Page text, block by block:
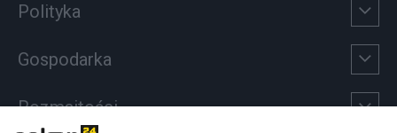
Polityka
Gospodarka
Rozmaitości